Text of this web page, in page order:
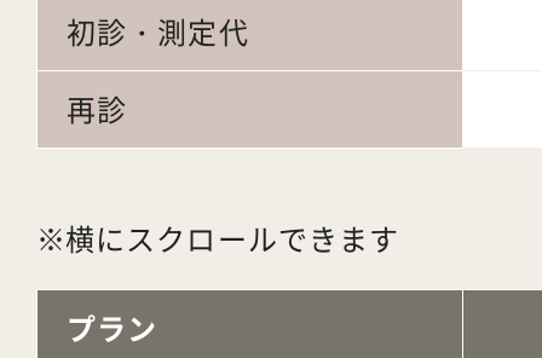
初診・測定代
再診
横にスクロールできます
プラン